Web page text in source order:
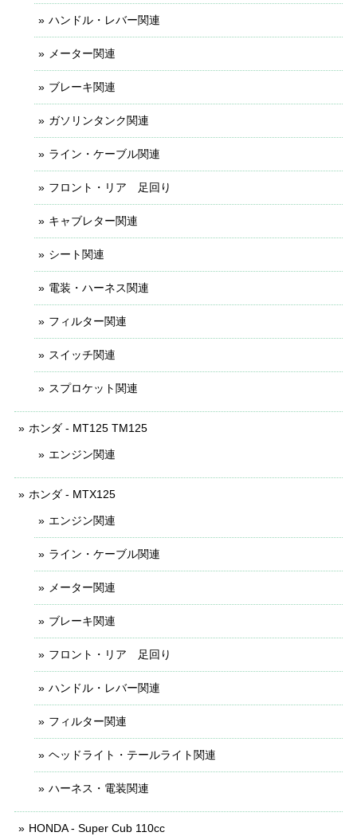
ハンドル・レバー関連
メーター関連
ブレーキ関連
ガソリンタンク関連
ライン・ケーブル関連
フロント・リア 足回り
キャブレター関連
シート関連
電装・ハーネス関連
フィルター関連
スイッチ関連
スプロケット関連
ホンダ - MT125 TM125
エンジン関連
ホンダ - MTX125
エンジン関連
ライン・ケーブル関連
メーター関連
ブレーキ関連
フロント・リア 足回り
ハンドル・レバー関連
フィルター関連
ヘッドライト・テールライト関連
ハーネス・電装関連
HONDA - Super Cub 110cc